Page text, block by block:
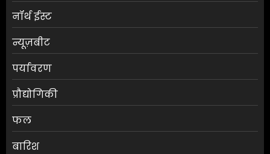
नॉर्थ ईस्ट
न्यूज़बीट
पर्यावरण
प्रौद्योगिकी
फल
बारिश